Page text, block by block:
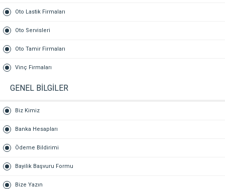
Oto Lastik Firmaları
Oto Servisleri
Oto Tamir Firmaları
Vinç Firmaları
GENEL BİLGİLER
Biz Kimiz
Banka Hesapları
Ödeme Bildirimi
Bayilik Başvuru Formu
Bize Yazın